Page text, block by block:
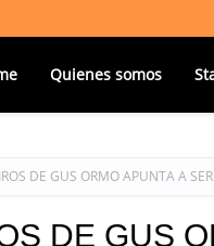
Quienes somos
DE GUS ORMO APUNTA A
DE GUS